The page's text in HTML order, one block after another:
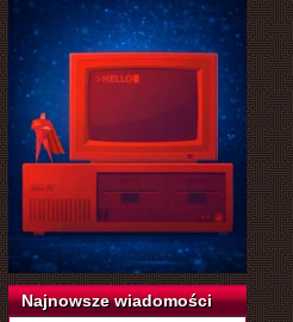
Najnowsze wiadomości